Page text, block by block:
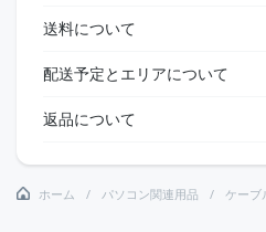
送料について
配送予定とエリアについて
返品について
ホーム パソコン関連用品 ケーブ